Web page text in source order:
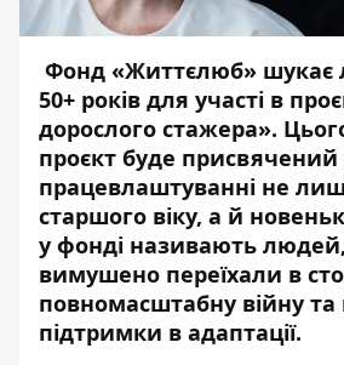
Фонд «Життєлюб» шукає
50+ років для участі в
дорослого стажера».
проєкт буде присвячений
працевлаштуванні не
старшого віку, а й
у фонді називають
вимушено переїхали в
повномасштабну війну
підтримки в адаптації.